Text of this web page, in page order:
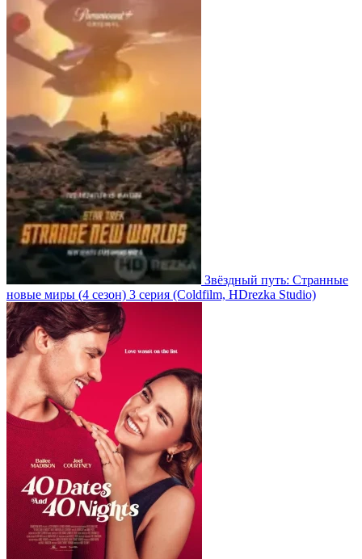
Звёздный путь: Странные
новые миры (4 сезон) 3 серия (Coldfilm, HDrezka Studio)